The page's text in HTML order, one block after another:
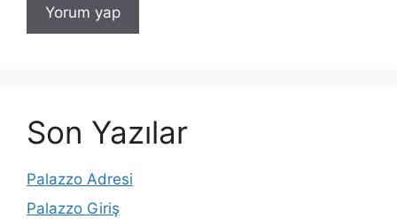
Son Yazılar
Palazzo Adresi
Palazzo Giriş